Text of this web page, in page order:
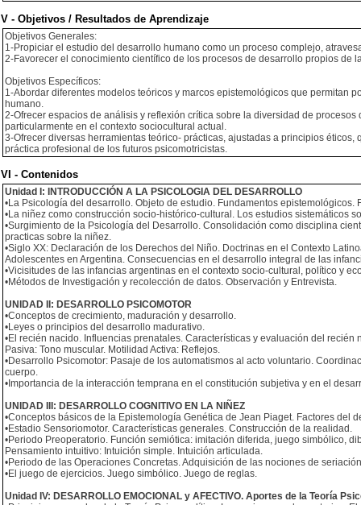
V - Objetivos / Resultados de Aprendizaje
Objetivos Generales:
1-Propiciar el estudio del desarrollo humano como un proceso complejo,
2-Favorecer el conocimiento científico de los procesos de desarrollo propios
Objetivos Específicos:
1-Abordar diferentes modelos teóricos y marcos epistemológicos que
humano.
2-Ofrecer espacios de análisis y reflexión crítica sobre la diversidad de
particularmente en el contexto sociocultural actual.
3-Ofrecer diversas herramientas teórico- prácticas, ajustadas a principios
práctica profesional de los futuros psicomotricistas.
VI - Contenidos
Unidad I: INTRODUCCIÓN A LA PSICOLOGIA DEL DESARROLLO
•La Psicología del desarrollo. Objeto de estudio. Fundamentos
•La niñez como construcción socio-histórico-cultural. Los estudios sistemáticos
•Surgimiento de la Psicología del Desarrollo. Consolidación como disciplina
practicas sobre la niñez.
•Siglo XX: Declaración de los Derechos del Niño. Doctrinas en el Contexto
Adolescentes en Argentina. Consecuencias en el desarrollo integral de las
•Vicisitudes de las infancias argentinas en el contexto socio-cultural, político y
•Métodos de Investigación y recolección de datos. Observación y Entrevista.
UNIDAD II: DESARROLLO PSICOMOTOR
•Conceptos de crecimiento, maduración y desarrollo.
•Leyes o principios del desarrollo madurativo.
•El recién nacido. Influencias prenatales. Características y evaluación del
Pasiva: Tono muscular. Motilidad Activa: Reflejos.
•Desarrollo Psicomotor: Pasaje de los automatismos al acto voluntario.
cuerpo.
•Importancia de la interacción temprana en el constitución subjetiva y en el
UNIDAD III: DESARROLLO COGNITIVO EN LA NIÑEZ
•Conceptos básicos de la Epistemología Genética de Jean Piaget. Factores del
•Estadio Sensoriomotor. Características generales. Construcción de la realidad.
•Periodo Preoperatorio. Función semiótica: imitación diferida, juego simbólico,
Pensamiento intuitivo: Intuición simple. Intuición articulada.
•Periodo de las Operaciones Concretas. Adquisición de las nociones de
•El juego de ejercicios. Juego simbólico. Juego de reglas.
Unidad IV: DESARROLLO EMOCIONAL y AFECTIVO. Aportes de la Teoría